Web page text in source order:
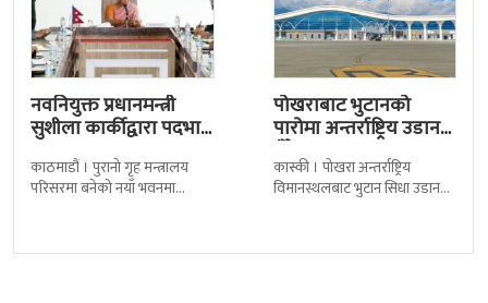
नवनियुक्त प्रधानमन्त्री
सुशीला कार्कीद्वारा पदभार
काठमाडौं । पुरानो गृह मन्त्रालय
परिसरमा बनेको नयाँ भवनमा
नवनियुक्त
पोखराबाट भुटानको
पारोमा अन्तर्राष्ट्रिय उडान
हुँदै
कास्की । पोखरा अन्तर्राष्ट्रिय
विमानस्थलबाट भुटान सिधा उडान
लागेको हो